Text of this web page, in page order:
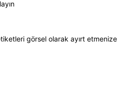
görsel olarak ayırt etmenize